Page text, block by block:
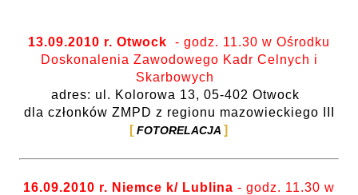
13.09.2010 r. Otwock
- godz. 11.30 w Ośrodku
Doskonalenia Zawodowego Kadr Celnych i
Skarbowych
adres: ul. Kolorowa 13, 05-402 Otwock
dla członków ZMPD z regionu mazowieckiego III
FOTORELACJA
16.09.2010 r. Niemce k/ Lublina - godz. 11.30 w